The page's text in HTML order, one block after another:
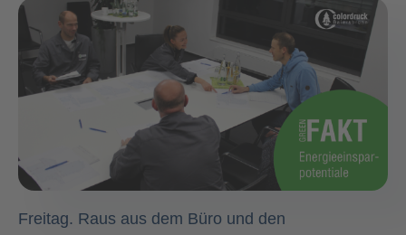
Kontakt
Freitag. Raus aus dem Büro und den